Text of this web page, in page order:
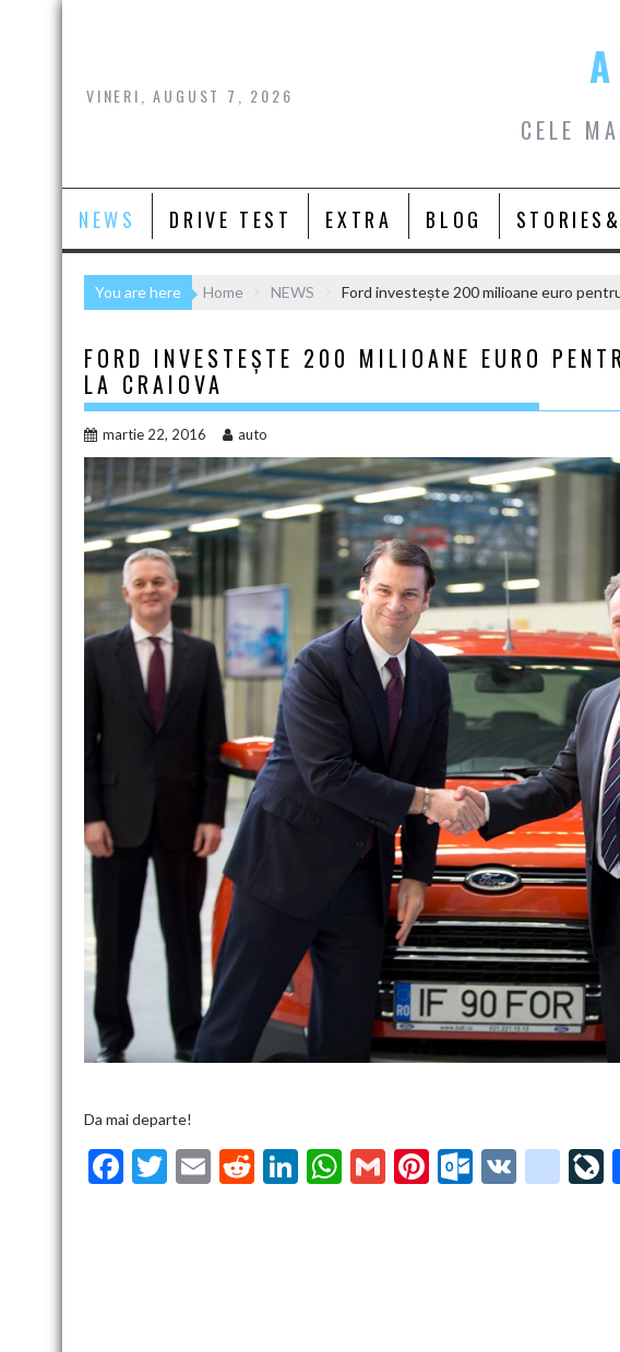
Skip
VINERI, AUGUST 7, 2026
CELE
NEWS DRIVE TEST EXTRA BLOG
You are here Home NEWS Ford investește 200 milioane euro
FORD INVESTEȘTE 200 MILIOANE EURO
LA CRAIOVA
martie 22, 2016 auto
Da mai departe!
F
T
E
R
Li W G
Pi O V
g